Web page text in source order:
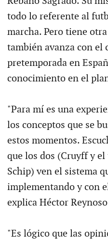
todo lo referente al
marcha. Pero tiene
también avanza con el
pretemporada en
conocimiento en el
"Para mí es una
los conceptos que se
estos momentos.
que los dos (Cruyff y
Schip) ven el sistema
implementando y con
explica Héctor
"Es lógico que las